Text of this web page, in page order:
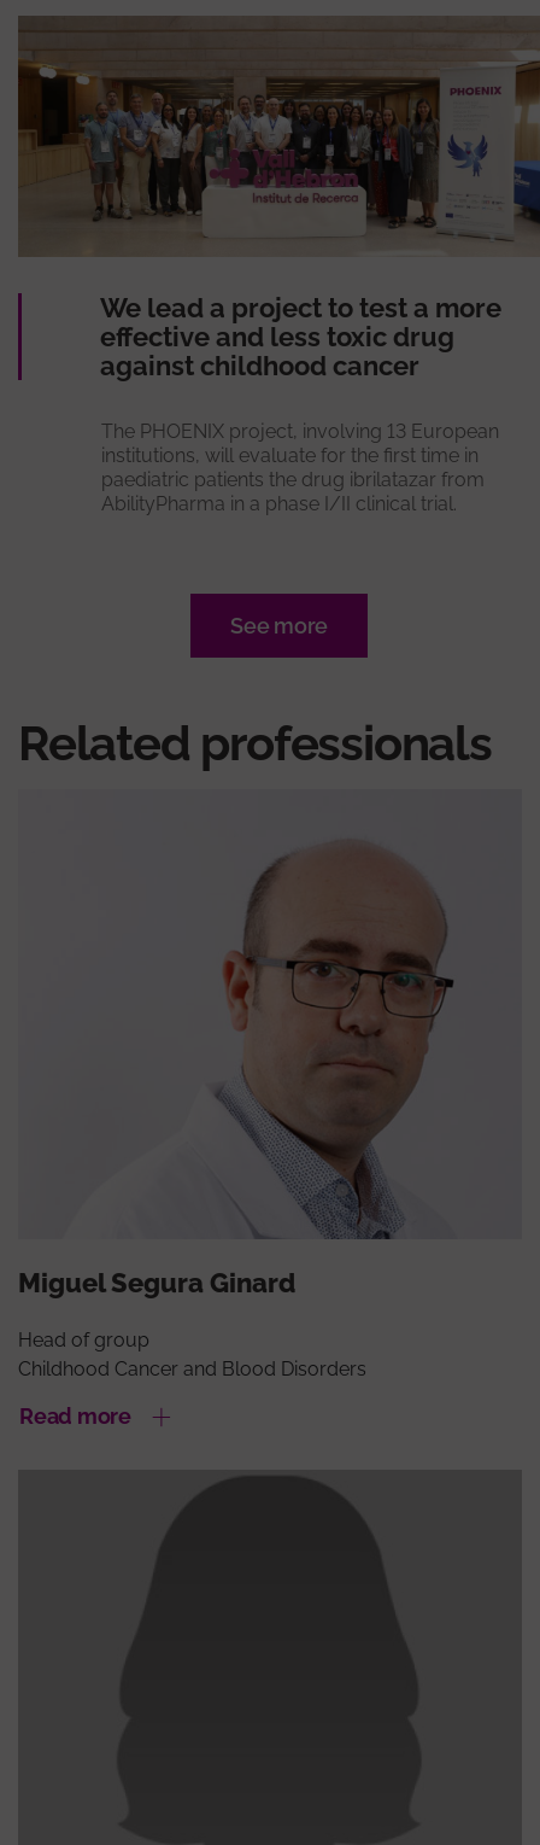
We lead a project to test a more
effective and less toxic drug
against childhood cancer
The PHOENIX project, involving 13 European
institutions, will evaluate for the first time in
paediatric patients the drug ibrilatazar from
AbilityPharma in a phase I/II clinical trial.
See more
Related professionals
Miguel Segura Ginard
Head of group
Childhood Cancer and Blood Disorders
Read more